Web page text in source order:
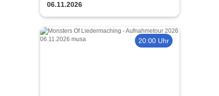
06.11.2026
20:00 Uhr